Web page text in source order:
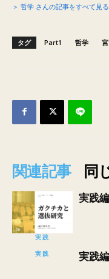
＞ 哲学 さんの記事をすべて見る
タグ Part1 哲学
関連記事 同
実践
実践
実践 実践